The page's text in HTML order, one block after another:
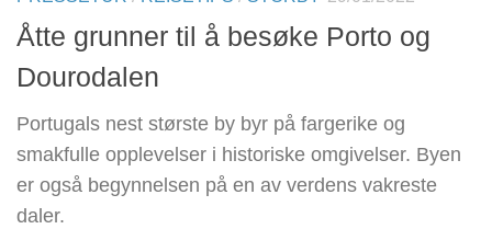
Åtte grunner til å besøke Porto og
Dourodalen
Portugals nest største by byr på fargerike og
smakfulle opplevelser i historiske omgivelser. Byen
er også begynnelsen på en av verdens vakreste
daler.